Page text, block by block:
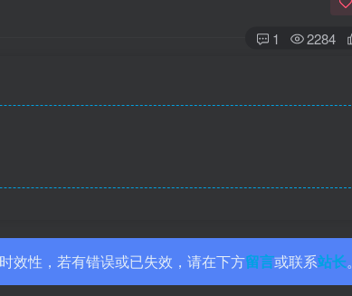
1 2284
效性，若有错误或已失效，请在下方留言或联系站长。